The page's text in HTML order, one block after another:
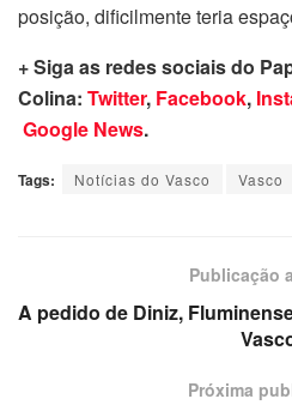
posição, dificilmente teria
+ Siga as redes sociais do
Colina: Twitter, Facebook,
Google News.
Tags: Notícias do Vasco Vasco
Publicação
A pedido de Diniz,
Próxima